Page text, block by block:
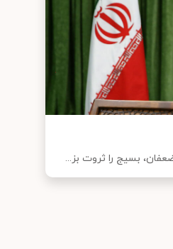
بسیج را ثروت بز...